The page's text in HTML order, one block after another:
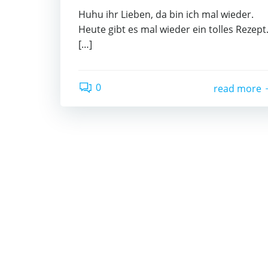
Huhu ihr Lieben, da bin ich mal wieder.
Heute gibt es mal wieder ein tolles Rezept.
[…]
0 read more